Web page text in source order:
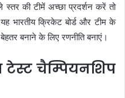
स्तर की टीमें अच्छा प्रदर्शन करें तो
भारतीय क्रिकेट बोर्ड और टीम के
बनाने के लिए रणनीति बनाएं।
चैम्पियनशिप